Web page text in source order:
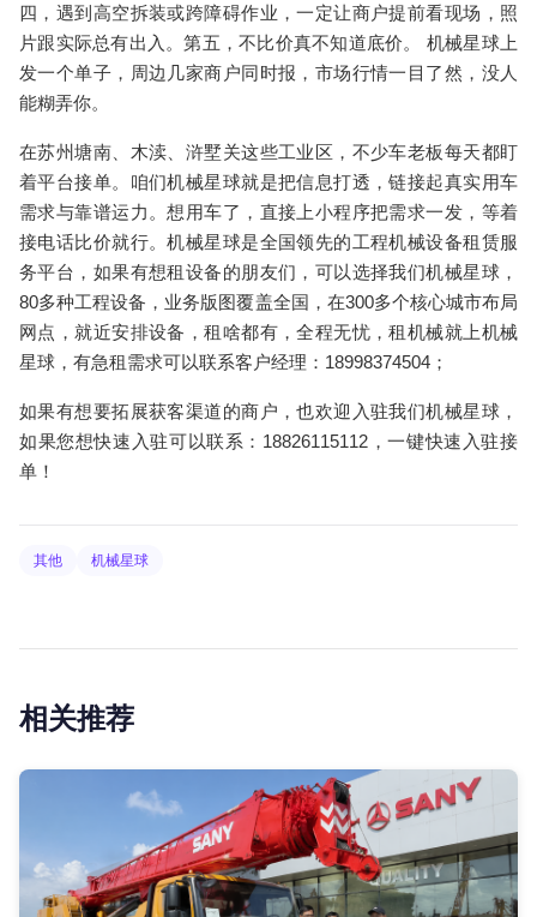
四，遇到高空拆装或跨障碍作业，一定让商户提前看现场 ，照
片跟实际总有出入。第五，不比价真不知道底价。
机械星球上
发一个单子，周边几家商户同时报，市场行情一目了然，没人
能糊弄你。
在苏州塘南、木渎、浒墅关这些工业区，不少车老板每天都盯
着平台接单。咱们机械星球就是把信息打透，链接起真实用车
需求与靠谱运力。想用车了，直接上小程序把需求一发，等着
接电话比价就行。机械星球是全国领先的工程机械设备租赁服
务平台，如果有想租设备的朋友们，可以选择我们机械星球，
80多种工程设备，业务版图覆盖全国，在300多个核心城市布局
网点，就近安排设备，租啥都有，全程无忧，租机械就上机械
星球，有急租需求可以联系客户经理：18998374504；
如果有想要拓展获客渠道的商户，也欢迎入驻我们机械星球，
如果您想快速入驻可以联系：18826115112，一键快速入驻接
单！
其他 机械星球
相关推荐